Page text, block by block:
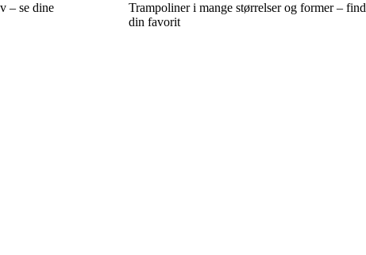
– se dine
Trampoliner i mange størrelser og former – find
din favorit